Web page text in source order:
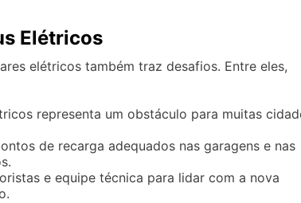
Elétricos
elétricos também traz desafios. Entre eles,
representa um obstáculo para muitas
de recarga adequados nas garagens e nas
e equipe técnica para lidar com a nova